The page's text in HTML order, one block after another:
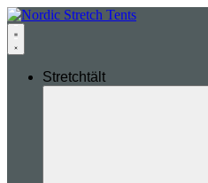
Stretchtält